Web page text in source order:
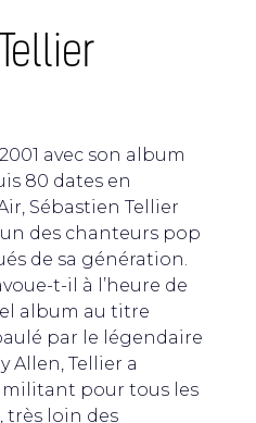
avec son album
80 dates en
Sébastien Tellier
des chanteurs pop
de sa génération.
t-il à l’heure de
album au titre
par le légendaire
Allen, Tellier a
pour tous les
très loin des